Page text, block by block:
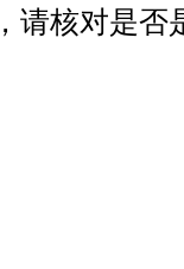
请核对是否